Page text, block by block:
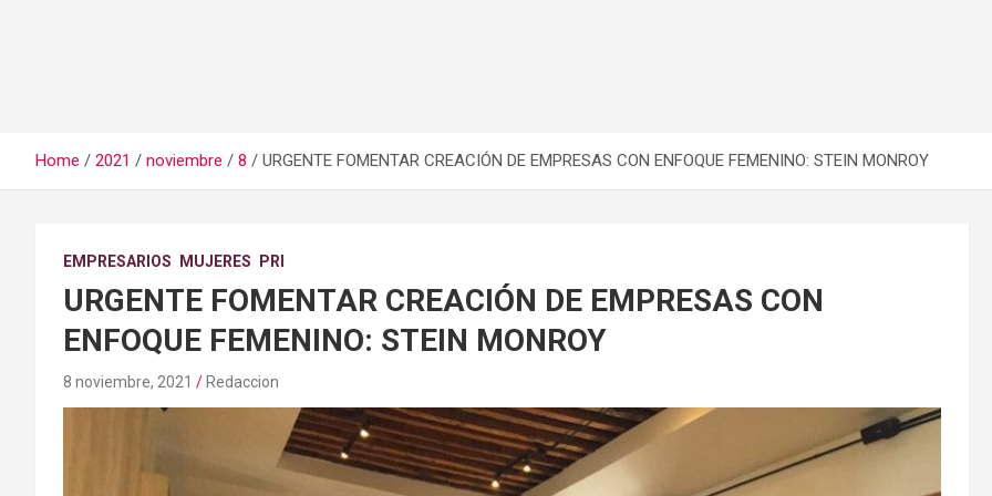
Home 2021 noviembre 8 URGENTE FOMENTAR CREACIÓN DE EMPRESAS CON ENFOQUE FEMENINO: STEIN MONROY
EMPRESARIOS MUJERES PRI
URGENTE FOMENTAR CREACIÓN DE EMPRESAS CON
ENFOQUE FEMENINO: STEIN MONROY
8 noviembre, 2021 Redaccion